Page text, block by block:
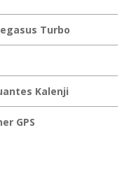
Turbo
Kalenji
GPS